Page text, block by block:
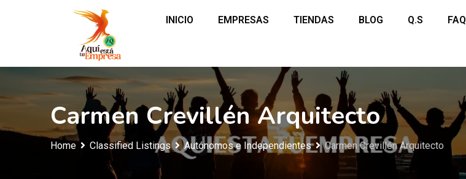
INICIO EMPRESAS TIENDAS BLOG Q.S FAQ
Carmen Crevillén Arquitecto
Home Classified Listings Autónomos e Independientes Carmen Crevillén Arquitecto